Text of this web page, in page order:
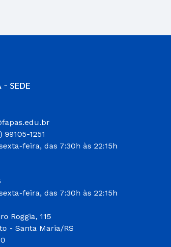
- SEDE
1251
feira, das 7:30h às 22:15h
feira, das 7:30h às 22:15h
Roggia, 115
- Santa Maria/RS